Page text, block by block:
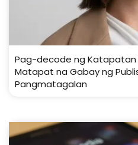
Pag-decode ng Katapatan
Matapat na Gabay ng
Pangmatagalan